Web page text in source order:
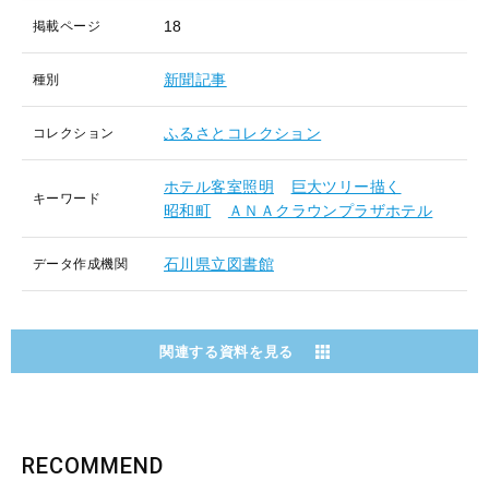
掲載ページ 18
種別 新聞記事
コレクション ふるさとコレクション
キーワード
ホテル客室照明
巨大ツリー描く
昭和町
ＡＮＡクラウンプラザホテル
データ作成機関 石川県立図書館
関連する資料を見る
RECOMMEND